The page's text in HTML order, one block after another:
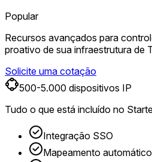
Popular
Recursos avançados para
proativo de sua infraestrutura de
Solicite uma cotação
500-5.000 dispositivos IP
Tudo o que está incluído no
Integração SSO
Mapeamento